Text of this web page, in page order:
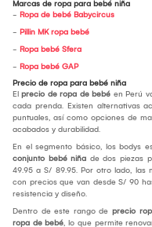
Marcas de ropa para bebé niña
- Ropa de bebé Babycircus
- Pillin MK ropa bebé
- Ropa bebé Sfera
- Ropa bebé GAP
Precio de ropa para bebé niña
El precio de ropa de bebé en Perú
cada prenda. Existen alternativas
puntuales, así como opciones de
acabados y durabilidad.
En el segmento básico, los bodys
conjunto bebé niña de dos piezas
49.95 a S/ 89.95. Por otro lado, las
con precios que van desde S/ 90
resistencia y diseño.
Dentro de este rango de precio
ropa de bebé, lo que permite